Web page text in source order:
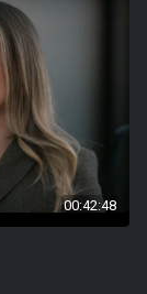
00:42:48